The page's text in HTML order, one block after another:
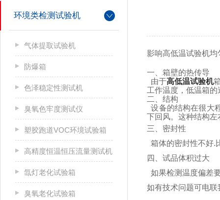
环境类检测试验机
气体提取试验机
防爆箱
色泽稳定性测试机
臭氧色牢度测试仪
塑胶跑道VOC环境试验箱
高精度恒温恒压流量测试机
氙灯老化试验箱
臭氧老化试验箱
影响高低温试验机
一、 箱壁的热传导
由于高低温试验机
工作温度，低温箱
二
、结构
设备的结构在很大
下回风。这种结构
三、 密封性
箱体的密封性不好.
四
、试品体积过大
如果检测温度偏差
如有技术问题可电联